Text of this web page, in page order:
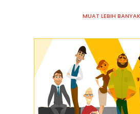
MUAT LEBIH BANYAK